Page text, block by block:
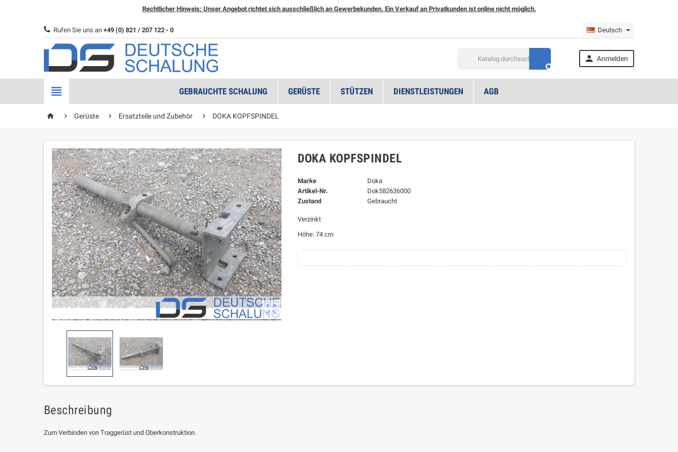
Rechtlicher Hinweis: Unser Angebot richtet sich ausschließlich an Gewerbekunden. Ein Verkauf an Privatkunden ist online nicht möglich.
Rufen Sie uns an +49 (0) 821 / 207 122 - 0 Deutsch

 Anmelden
 GEBRAUCHTE SCHALUNG GERÜSTE STÜTZEN DIENSTLEISTUNGEN AGB
home  Gerüste  Ersatzteile und Zubehör  DOKA KOPFSPINDEL

DOKA KOPFSPINDEL
Marke
Doka
Artikel-Nr.
Dok582636000
Zustand
Gebraucht
Verzinkt
Höhe: 74 cm
Beschreibung
Zum Verbinden von Traggerüst und Oberkonstruktion.